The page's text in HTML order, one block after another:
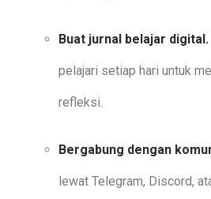
Buat jurnal belajar digital.
pelajari setiap hari untuk
refleksi.
Bergabung dengan
lewat Telegram, Discord,